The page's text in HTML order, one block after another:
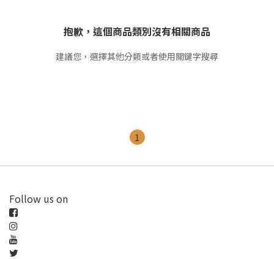
抱歉，這個商品類別沒有相關商品
建議您，選擇其他分類或者使用關鍵字搜尋
1
Follow us on